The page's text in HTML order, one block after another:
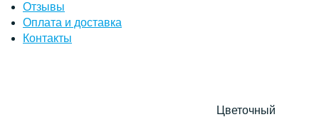
Отзывы
Оплата и доставка
Контакты
Цветочный